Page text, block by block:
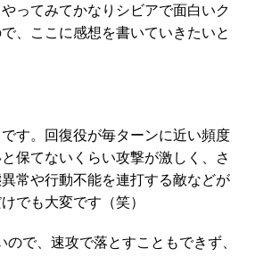
ってみてかなりシビアで面白いク
、ここに感想を書いていきたいと
す。回復役が毎ターンに近い頻度
保てないくらい攻撃が激しく、さ
常や行動不能を連打する敵などが
でも大変です（笑）
ので、速攻で落とすこともできず、